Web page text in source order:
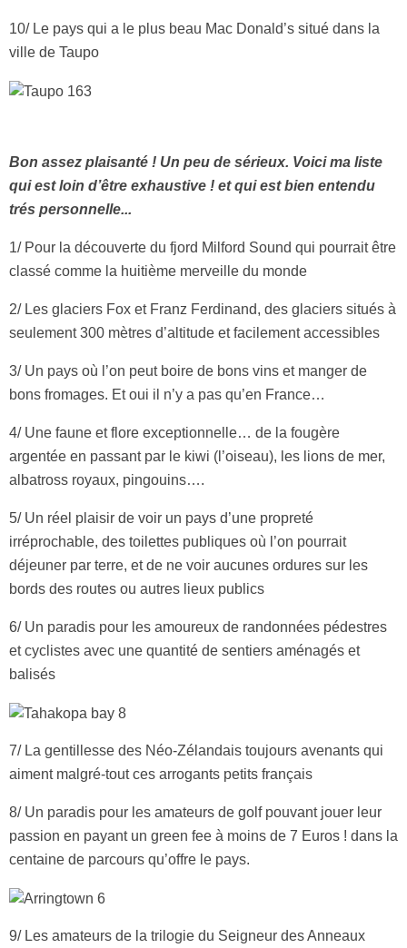
10/ Le pays qui a le plus beau Mac Donald’s situé dans la
ville de Taupo
Bon assez plaisanté ! Un peu de sérieux. Voici ma liste
qui est loin d’être exhaustive ! et qui est bien entendu
trés personnelle...
1/ Pour la découverte du fjord Milford Sound qui pourrait être
classé comme la huitième merveille du monde
2/ Les glaciers Fox et Franz Ferdinand, des glaciers situés à
seulement 300 mètres d’altitude et facilement accessibles
3/ Un pays où l’on peut boire de bons vins et manger de
bons fromages. Et oui il n’y a pas qu’en France…
4/ Une faune et flore exceptionnelle… de la fougère
argentée en passant par le kiwi (l’oiseau), les lions de mer,
albatross royaux, pingouins….
5/ Un réel plaisir de voir un pays d’une propreté
irréprochable, des toilettes publiques où l’on pourrait
déjeuner par terre, et de ne voir aucunes ordures sur les
bords des routes ou autres lieux publics
6/ Un paradis pour les amoureux de randonnées pédestres
et cyclistes avec une quantité de sentiers aménagés et
balisés
7/ La gentillesse des Néo-Zélandais toujours avenants qui
aiment malgré-tout ces arrogants petits français
8/ Un paradis pour les amateurs de golf pouvant jouer leur
passion en payant un green fee à moins de 7 Euros ! dans la
centaine de parcours qu’offre le pays.
9/ Les amateurs de la trilogie du Seigneur des Anneaux